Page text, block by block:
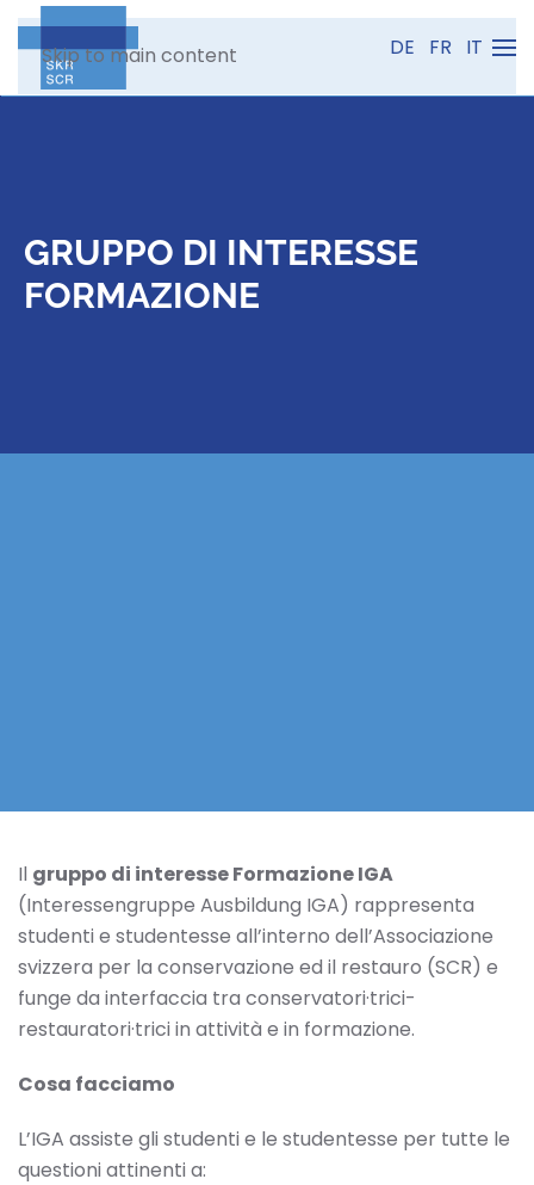
Skip to main content DE FR IT
GRUPPO DI INTERESSE
FORMAZIONE
Il gruppo di interesse Formazione IGA
(Interessengruppe Ausbildung IGA) rappresenta
studenti e studentesse all’interno dell’Associazione
svizzera per la conservazione ed il restauro (SCR) e
funge da interfaccia tra conservatori·trici-
restauratori·trici in attività e in formazione.
Cosa facciamo
L’IGA assiste gli studenti e le studentesse per tutte le
questioni attinenti a: